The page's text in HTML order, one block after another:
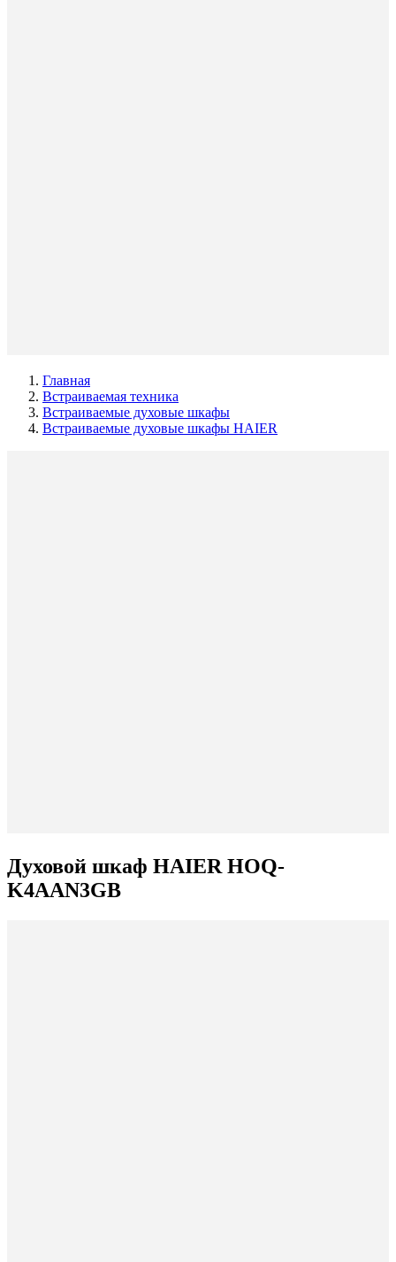
Главная
Встраиваемая техника
Встраиваемые духовые шкафы
Встраиваемые духовые шкафы HAIER
Духовой шкаф HAIER HOQ-
K4AAN3GB